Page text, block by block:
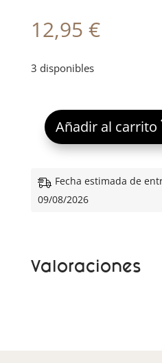
12,95 €
3 disponibles
Añadir al carrito
Fecha estimada de
09/08/2026
Valoraciones